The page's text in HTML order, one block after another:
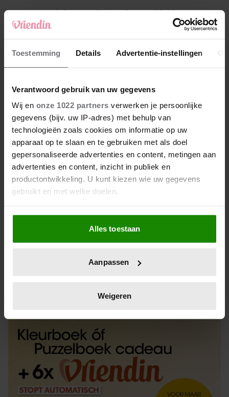
Toestemming Details Advertentie-instellingen
Verantwoord gebruik van uw gegevens
Wij en onze 1022 partners verwerken je persoonlijke
gegevens (bijv. uw IP-adres) met behulp van
technologieën zoals cookies om informatie op uw
apparaat op te slaan en te gebruiken met als doel
gepersonaliseerde advertenties en content, metingen aan
advertenties en content, inzicht in publiek en
productontwikkeling. U kunt kiezen wie uw gegevens
gebruikt en met welke doelen.
Als u het toestaat, willen we ook graag:
Informatie verzamelen over uw geografische
locatie, die tot een paar meter nauwkeurig kan zijn
scannen op specifieke eigenschappen (fingerprinting)
verwerkt en stel uw voorkeuren in het
intrekken in de Cookieverklaring.
We gebruiken cookies om content en advertenties te
personaliseren, om functies voor social media te bieden
en om ons websiteverkeer te analyseren. Ook delen we
informatie over uw gebruik van onze site met onze
partners voor social media, adverteren en analyse. Deze
Alles toestaan
Aanpassen
Weigeren
4 Makelaar Mandy: ‘Vrijdagavond belde Bart.
Hij sprak eng kalm’
5 Makelaar Mandy: ‘Judith typt… En deze keer
durf ik bijna niet te lezen wat er komt’
Nieuw